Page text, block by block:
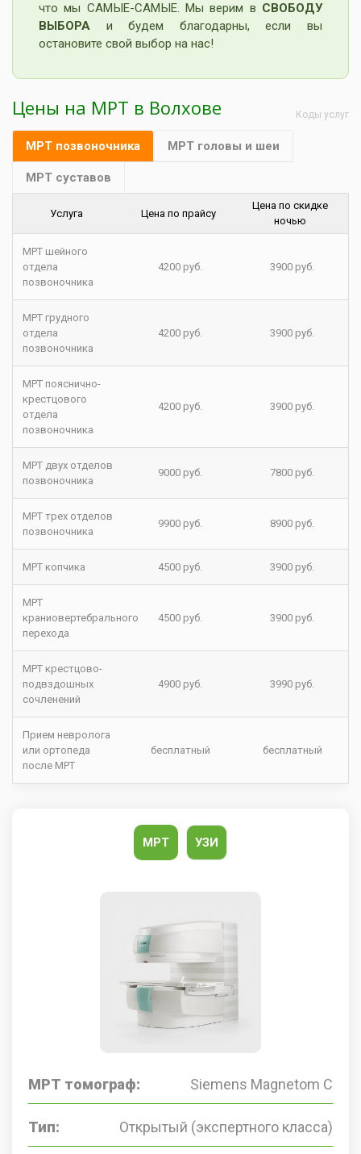
что мы САМЫЕ-САМЫЕ. Мы верим в СВОБОДУ
ВЫБОРА и будем благодарны, если вы
остановите свой выбор на нас!
Цены на МРТ в Волхове
МРТ позвоночника МРТ головы и шеи
МРТ суставов
Коды услуг
Услуга Цена по прайсу
Цена по скидке
ночью
МРТ шейного
отдела
позвоночника
4200 руб. 3900 руб.
МРТ грудного
отдела
позвоночника
4200 руб. 3900 руб.
МРТ пояснично-
крестцового
отдела
позвоночника
4200 руб. 3900 руб.
МРТ двух отделов
позвоночника
9000 руб. 7800 руб.
МРТ трех отделов
позвоночника
9900 руб. 8900 руб.
МРТ копчика 4500 руб. 3900 руб.
МРТ
краниовертебрального
перехода
4500 руб. 3900 руб.
МРТ крестцово-
подвздошных
сочленений
4900 руб. 3990 руб.
Прием невролога
или ортопеда
после МРТ
бесплатный бесплатный
МРТ УЗИ
МРТ томограф: Siemens Magnetom C
Тип: Открытый (экспертного класса)